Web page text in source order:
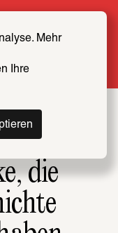
Mehr
Ihre
werden
die